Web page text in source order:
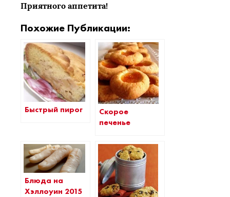
Приятного аппетита!
Похожие Публикации:
Быстрый пирог
Скорое
печенье
Блюда на
Хэллоуин 2015